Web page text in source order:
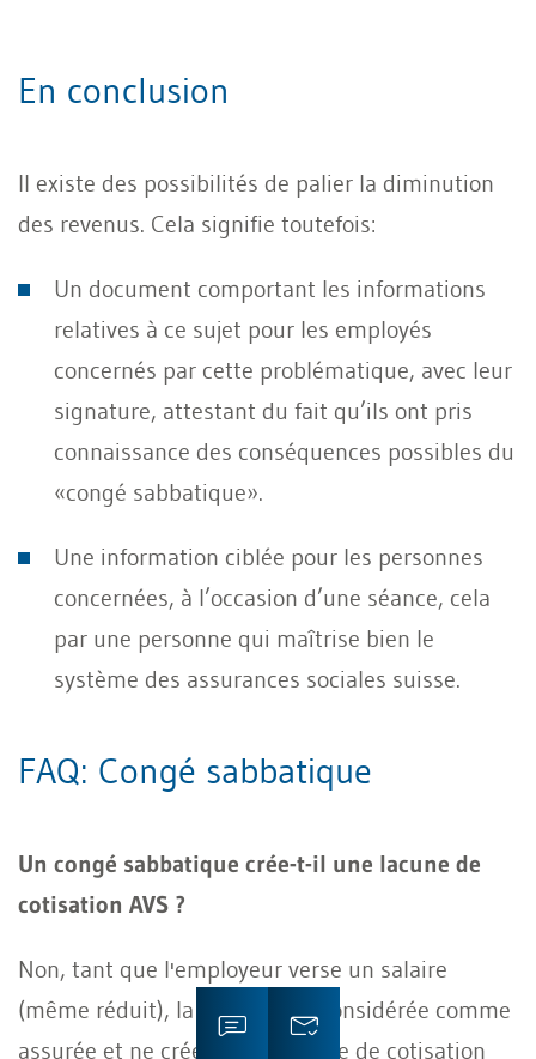
En conclusion
Il existe des possibilités de palier la diminution
des revenus. Cela signifie toutefois:
Un document comportant les informations
relatives à ce sujet pour les employés
concernés par cette problématique, avec leur
signature, attestant du fait qu’ils ont pris
connaissance des conséquences possibles du
«congé sabbatique».
Une information ciblée pour les personnes
concernées, à l’occasion d’une séance, cela
par une personne qui maîtrise bien le
système des assurances sociales suisse.
FAQ: Congé sabbatique
Un congé sabbatique crée-t-il une lacune de
cotisation AVS ?
Non, tant que l'employeur verse un salaire
(même réduit), la période est considérée comme
assurée et ne crée pas de lacune de cotisation